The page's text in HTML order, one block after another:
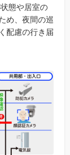
態や居室の
め、夜間の巡
配慮の行き届